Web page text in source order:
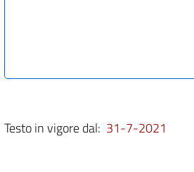
Testo in vigore dal: 31-7-2021